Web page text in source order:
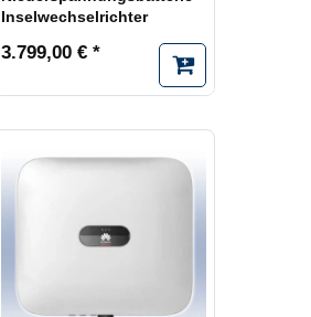
Inselwechselrichter
3.799,00 € *